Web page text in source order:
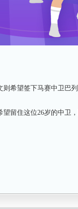
希望签下马赛中卫巴列
留住这位26岁的中卫